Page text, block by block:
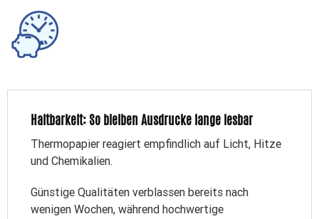
Haltbarkeit: So bleiben Ausdrucke lange lesbar
Thermopapier reagiert empfindlich auf Licht, Hitze
und Chemikalien.
Günstige Qualitäten verblassen bereits nach
wenigen Wochen, während hochwertige